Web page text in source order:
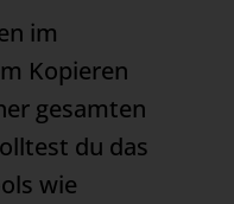
im
Kopieren
gesamten
du das
wie